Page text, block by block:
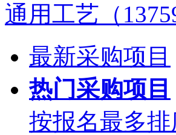
通用工艺（
最新采购项目
热门采购项目
按报名最多排